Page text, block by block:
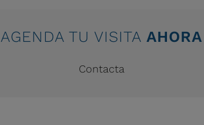
AGENDA TU VISITAAHORA
Contacta